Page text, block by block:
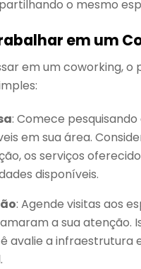
o mesmo
em um
em um coworking, o
: Comece
em sua área.
os serviços
disponíveis.
: Agende visitas aos
a sua atenção.
avalie a infraestrutura